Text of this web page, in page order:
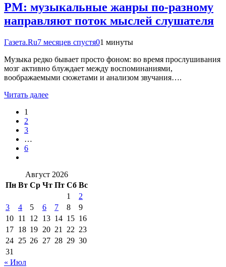
PM: музыкальные жанры по-разному
направляют поток мыслей слушателя
Газета.Ru7 месяцев спустя01 минуты
Музыка редко бывает просто фоном: во время прослушивания
мозг активно блуждает между воспоминаниями,
воображаемыми сюжетами и анализом звучания….
Читать далее
1
2
3
…
6
Август 2026
Пн Вт Ср Чт Пт Сб Вс
1
2
3
4 5 6 7 8
9
10 11 12 13 14 15 16
17 18 19 20 21 22 23
24 25 26 27 28 29 30
31
« Июл